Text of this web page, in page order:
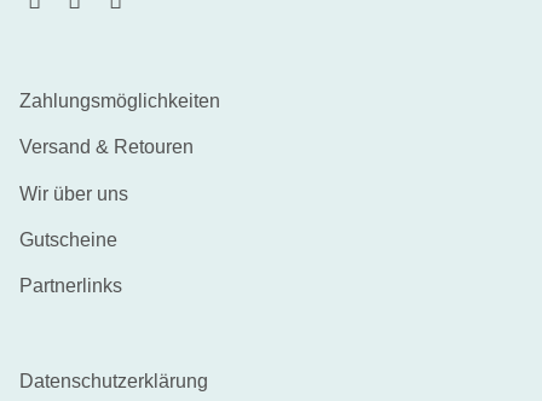
Zahlungsmöglichkeiten
Versand & Retouren
Wir über uns
Gutscheine
Partnerlinks
Datenschutzerklärung